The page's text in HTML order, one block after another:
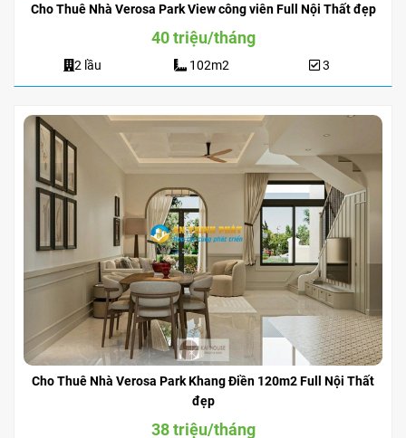
Cho Thuê Nhà Verosa Park View công viên Full Nội Thất đẹp
40 triệu/tháng
2 lầu 102m2 3
Cho Thuê Nhà Verosa Park Khang Điền 120m2 Full Nội Thất
đẹp
38 triệu/tháng